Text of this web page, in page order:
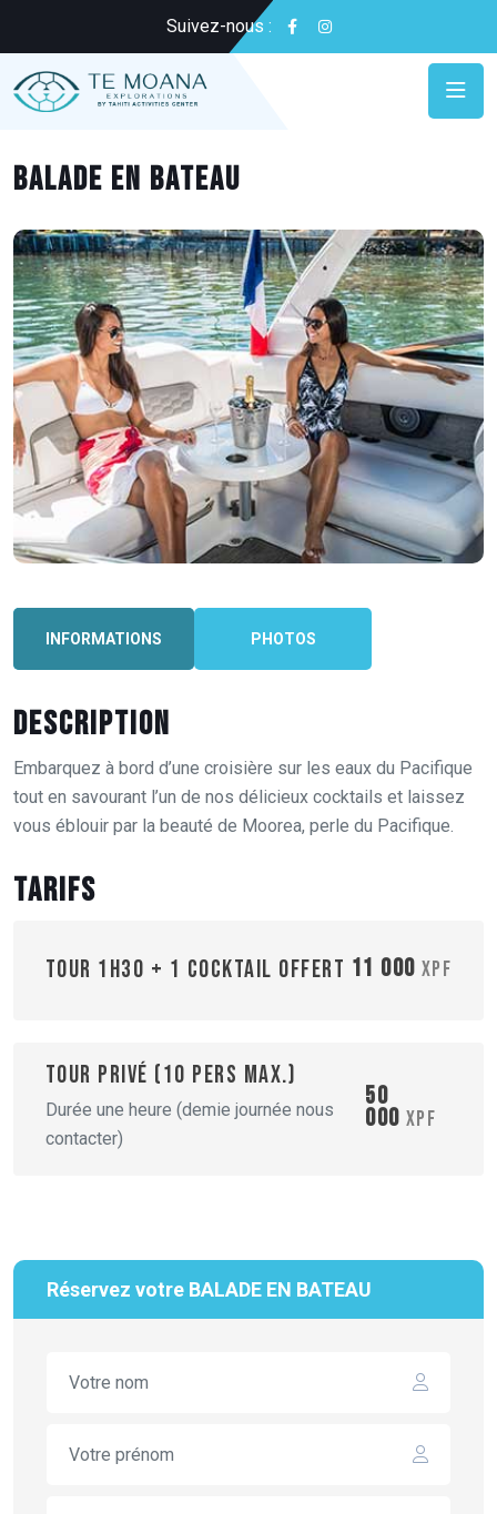
Suivez-nous :
Balade en bateau
INFORMATIONS PHOTOS
Description
Embarquez à bord d’une croisière sur les eaux du Pacifique
tout en savourant l’un de nos délicieux cocktails et laissez
vous éblouir par la beauté de Moorea, perle du Pacifique.
Tarifs
TOUR 1H30 + 1 COCKTAIL OFFERT 11 000 XPF
Tour privé (10 pers max.)
Durée une heure (demie journée nous
contacter)
50
000 XPF
Réservez votre BALADE EN BATEAU